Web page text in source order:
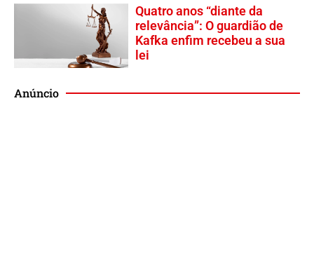
Quatro anos “diante da
relevância”: O guardião de
Kafka enfim recebeu a sua
lei
Anúncio